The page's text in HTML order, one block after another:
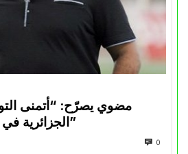
مضوي يصرّح: “أتمنى
الجزائرية في المسابقات القارية”
0